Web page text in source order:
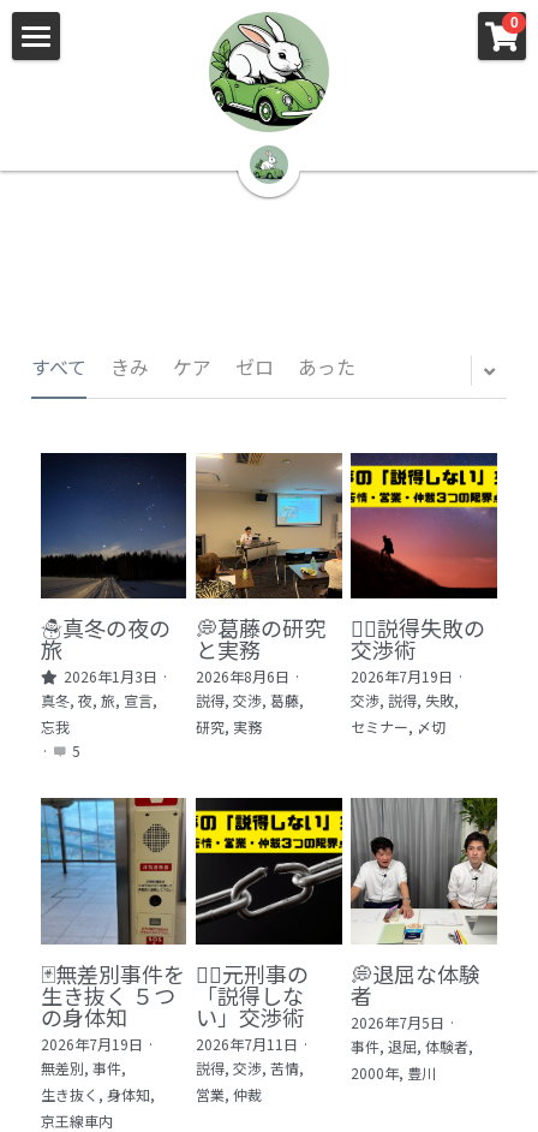
0
🌳株式会社 kibi🦉（トップ）
📰kibi log（ブログ）
🏢会社概要・プライバシーポリシー・プロフィ
📸Who am I?（プロフィール）
🏙️社員が防ぐ不正と犯罪
🙌自傷・他害・パニックは防げますか？
🏫社会福祉法人ぐらんま
🛒Learn More!（商品）
❓FAQ
📮ASK（無料読者登録 or 無料お問い合わせ）
📚 100冊の「本は飲み物」index
1 クレーム・犯罪・説得交渉 23冊
2 発達障害・精神疾患・ケア 29冊
3 身体知・非言語・情動 13冊
4 創作・芸術・神秘 30冊
5 教育・マネジメント・学修 20冊
ログイン/ 登録
検索
日本語
日本語
すべて きみ ケア ゼロ あった
☃️真冬の夜の
旅
2026年1月3日 ·
真冬, 夜, 旅, 宣言,
忘我
·
5
💭葛藤の研究
と実務
2026年8月6日 ·
説得, 交渉, 葛藤,
研究, 実務
🕵️‍♂️説得失敗の
交渉術
2026年7月19日 ·
交渉, 説得, 失敗,
セミナー, 〆切
🃏無差別事件を
生き抜く ５つ
の身体知
2026年7月19日 ·
無差別, 事件,
生き抜く, 身体知,
京王線車内
🙅‍♂️元刑事の
「説得しな
い」交渉術
2026年7月11日 ·
説得, 交渉, 苦情,
営業, 仲裁
💭退屈な体験
者
2026年7月5日 ·
事件, 退屈, 体験者,
2000年, 豊川
×
ストアカテゴリー
すべてのカテゴリー
×
ブログカテゴリー